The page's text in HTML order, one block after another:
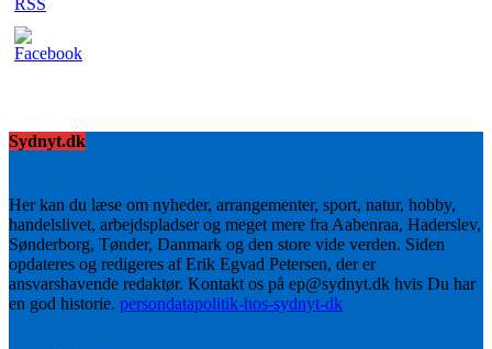
Sydnyt.dk
Her kan du læse om nyheder, arrangementer, sport, natur, hobby,
handelslivet, arbejdspladser og meget mere fra Aabenraa, Haderslev,
Sønderborg, Tønder, Danmark og den store vide verden. Siden
opdateres og redigeres af Erik Egvad Petersen, der er
ansvarshavende redaktør. Kontakt os på ep@sydnyt.dk hvis Du har
en god historie. persondatapolitik-hos-sydnyt-dk